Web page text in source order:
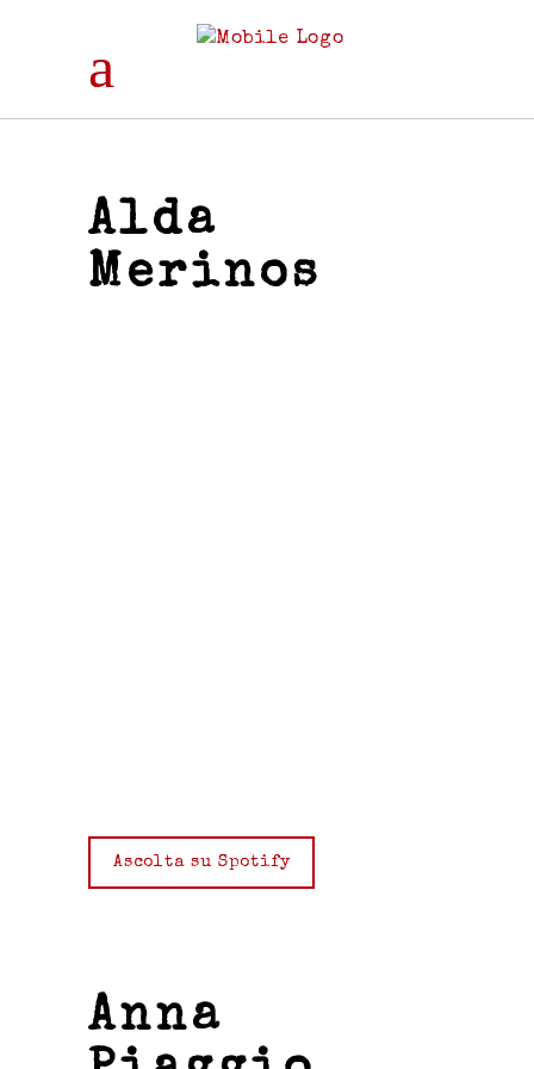
Alda
Merinos
Ascolta su Spotify
Anna